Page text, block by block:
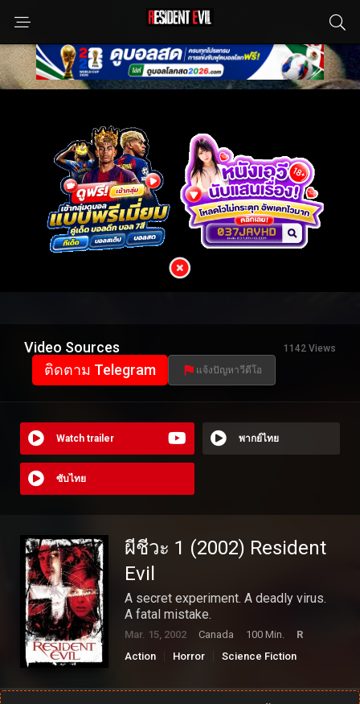
Video Sources 1142 Views
ติดตาม Telegram แจ้งปัญหาวีดีโอ
Watch trailer พากย์ไทย
ซับไทย
ผีชีวะ 1 (2002) Resident
Evil
A secret experiment. A deadly virus.
A fatal mistake.
Mar. 15, 2002 Canada 100 Min.
R
Action
Horror Science Fiction